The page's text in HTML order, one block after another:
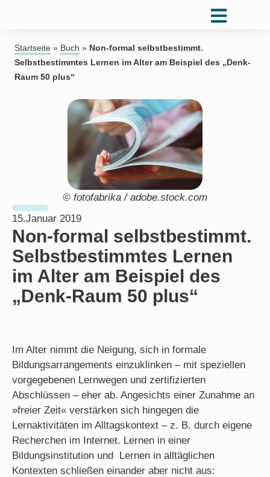
Startseite » Buch » Non-formal selbstbestimmt.
Selbstbestimmtes Lernen im Alter am Beispiel des „Denk-
Raum 50 plus“
© fotofabrika / adobe.stock.com
15.Januar 2019
Non-formal selbstbestimmt.
Selbstbestimmtes Lernen
im Alter am Beispiel des
„Denk-Raum 50 plus“
Im Alter nimmt die Neigung, sich in formale
Bildungsarrangements einzuklinken – mit speziellen
vorgegebenen Lernwegen und zertifizierten
Abschlüssen – eher ab. Angesichts einer Zunahme an
»freier Zeit« verstärken sich hingegen die
Lernaktivitäten im Alltagskontext – z. B. durch eigene
Recherchen im Internet. Lernen in einer
Bildungsinstitution und Lernen in alltäglichen
Kontexten schließen einander aber nicht aus: